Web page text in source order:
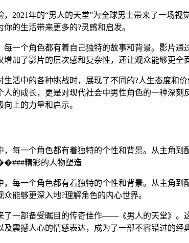
，2021年的“男人的天堂”为全球男士带来了一场
的生活带来更多的?灵感和启发。
每一个角色都有着自己独特的故事和背景。影片
加了影片的层次感和复杂性，还让观众能够更全
生活中的各种挑战时，展现了不同的?人生态度和
人的成长，更是对现代社会中男性角色的一种深
上的力量和启示。
，每一个角色都有着独特的个性和背景。从主角
精彩的人物塑造
，每一个角色都有着独特的个性和背景。从主角
能够更深入地?理解角色的内心世界。
了一部备受瞩目的传奇佳作——《男人的天堂》。
震撼人心的情感表达，成为了一部不容错过的经